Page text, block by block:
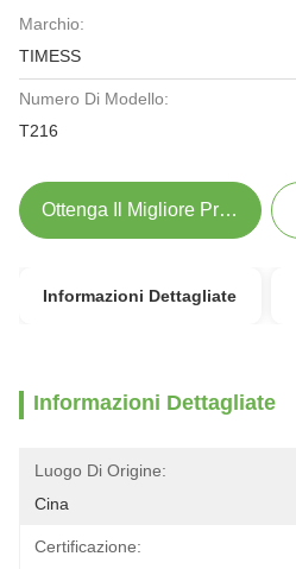
Marchio:
TIMESS
Numero Di Modello:
T216
Ottenga Il Migliore Prezzo
Informazioni Dettagliate
Informazioni Dettagliate
Luogo Di Origine:
Cina
Certificazione: